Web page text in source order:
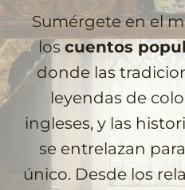
Sumérgete en el
los cuentos
donde las
leyendas de
ingleses, y las
se entrelazan
único. Desde los